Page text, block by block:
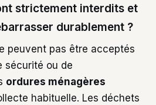
strictement interdits et
durablement ?
peuvent pas être acceptés
sécurité ou de
ordures ménagères
habituelle. Les déchets